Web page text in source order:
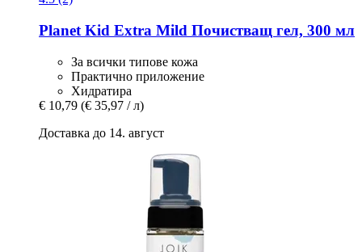
Planet Kid Extra Mild Почистващ гел, 300 мл
За всички типове кожа
Практично приложение
Хидратира
€ 10,79 (€ 35,97 / л)
Доставка до 14. август